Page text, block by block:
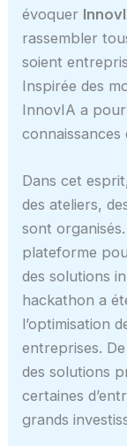
évoquer
rassembler
soient
Inspirée des
InnovIA a
connaissances
Dans cet
des ateliers,
sont
plateforme
des solutions
hackathon a
l’optimisation
entreprises.
des solutions
certaines
grands